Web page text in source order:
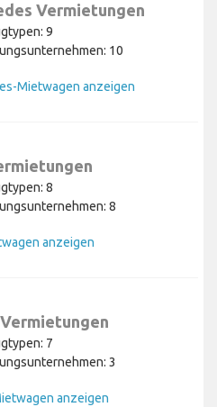
Vermietungen
9
10
Mietwagen anzeigen
8
8
anzeigen
7
3
anzeigen